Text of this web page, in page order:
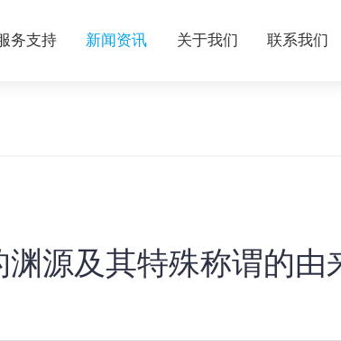
务支持 新闻资讯 关于我们 联系我们
源及其特殊称谓的由